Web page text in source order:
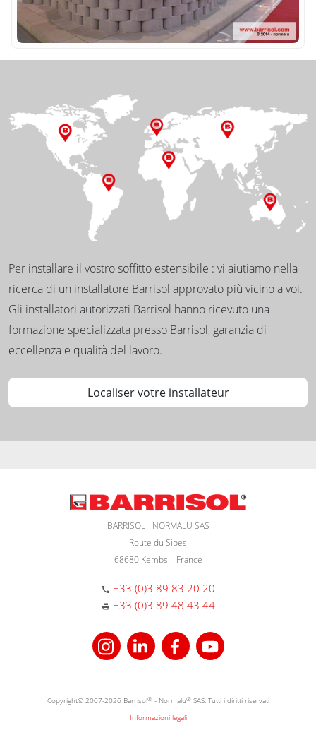
Per installare il vostro soffitto estensibile : vi aiutiamo nella
ricerca di un installatore Barrisol approvato più vicino a voi.
Gli installatori autorizzati Barrisol hanno ricevuto una
formazione specializzata presso Barrisol, garanzia di
eccellenza e qualità del lavoro.
Localiser votre installateur
BARRISOL - NORMALU SAS
Route du Sipes
68680 Kembs – France
+33 (0)3 89 83 20 20
+33 (0)3 89 48 43 44
Copyright© 2007-2026 Barrisol®- Normalu®SAS. Tutti i diritti riservati
Informazioni legali